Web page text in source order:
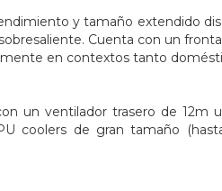
y tamaño extendido
Cuenta con un
en contextos tanto
un ventilador trasero de 12m
coolers de gran tamaño